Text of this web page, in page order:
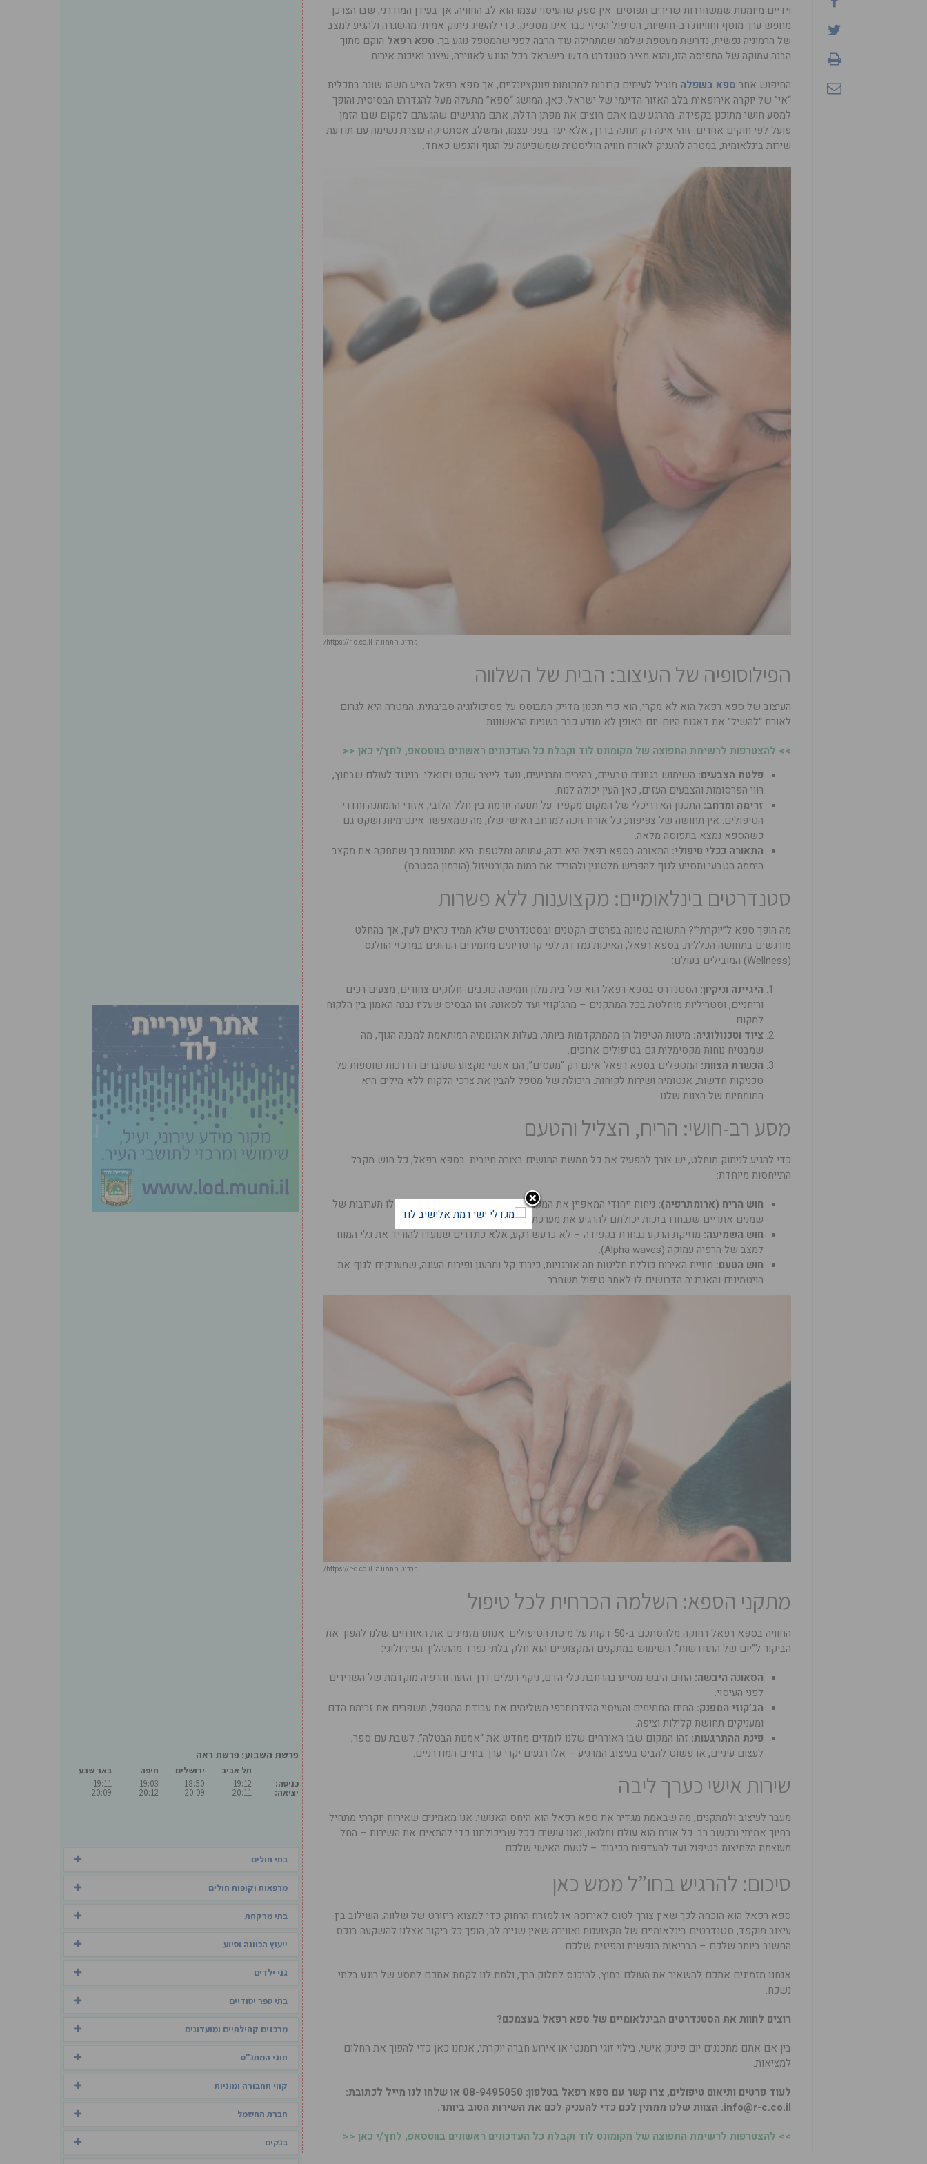
וידיים מיומנות שמשחררות שרירים תפוסים. אין ספק שהעיסוי עצמו הוא לב החוויה, אך בעידן המודרני, שבו הצרכן
מחפש ערך מוסף וחוויות רב-חושיות, הטיפול הפיזי כבר אינו מספיק. כדי להשיג ניתוק אמיתי מהשגרה ולהגיע למצב
של הרמוניה נפשית, נדרשת מעטפת שלמה שמתחילה עוד הרבה לפני שהמטפל נוגע בך. ספא רפאל הוקם מתוך
הבנה עמוקה של התפיסה הזו, והוא מציב סטנדרט חדש בישראל בכל הנוגע לאווירה, עיצוב ואיכות אירוח.
החיפוש אחר ספא בשפלה מוביל לעיתים קרובות למקומות פונקציונליים, אך ספא רפאל מציע משהו שונה בתכלית:
“אי” של יוקרה אירופאית בלב האזור הדינמי של ישראל. כאן, המושג “ספא” מתעלה מעל להגדרתו הבסיסית והופך
למסע חושי מתוכנן בקפידה. מהרגע שבו אתם חוצים את מפתן הדלת, אתם מרגישים שהגעתם למקום שבו הזמן
פועל לפי חוקים אחרים. זוהי אינה רק תחנה בדרך, אלא יעד בפני עצמו, המשלב אסתטיקה עוצרת נשימה עם תודעת
שירות בינלאומית, במטרה להעניק לאורח חוויה הוליסטית שמשפיעה על הגוף והנפש כאחד.
קרדיט התמונה: https://r-c.co.il/
הפילוסופיה של העיצוב: הבית של השלווה
העיצוב של ספא רפאל הוא לא מקרי; הוא פרי תכנון מדויק המבוסס על פסיכולוגיה סביבתית. המטרה היא לגרום
לאורח “להשיל” את דאגות היום-יום באופן לא מודע כבר בשניות הראשונות.
>> להצטרפות לרשימת התפוצה של מקומונט לוד וקבלת כל העדכונים ראשונים בווטסאפ, לחץ/י כאן <<
פלטת הצבעים: השימוש בגוונים טבעיים, בהירים ומרגיעים, נועד לייצר שקט ויזואלי. בניגוד לעולם שבחוץ,
רווי הפרסומות והצבעים העזים, כאן העין יכולה לנוח.
זרימה ומרחב: התכנון האדריכלי של המקום מקפיד על תנועה זורמת בין חלל הלובי, אזורי ההמתנה וחדרי
הטיפולים. אין תחושה של צפיפות; כל אורח זוכה למרחב האישי שלו, מה שמאפשר אינטימיות ושקט גם
כשהספא נמצא בתפוסה מלאה.
התאורה ככלי טיפולי: התאורה בספא רפאל היא רכה, עמומה ומלטפת. היא מתוכננת כך שתחקה את מקצב
היממה הטבעי ותסייע לגוף להפריש מלטונין ולהוריד את רמות הקורטיזול (הורמון הסטרס).
סטנדרטים בינלאומיים: מקצוענות ללא פשרות
מה הופך ספא ל”יוקרתי”? התשובה טמונה בפרטים הקטנים ובסטנדרטים שלא תמיד נראים לעין, אך בהחלט
מורגשים בתחושה הכללית. בספא רפאל, האיכות נמדדת לפי קריטריונים מחמירים הנהוגים במרכזי הוולנס
(Wellness) המובילים בעולם:
היגיינה וניקיון: הסטנדרט בספא רפאל הוא של בית מלון חמישה כוכבים. חלוקים צחורים, מצעים רכים
וריחניים, וסטריליות מוחלטת בכל המתקנים – מהג’קוזי ועד לסאונה. זהו הבסיס שעליו נבנה האמון בין הלקוח
למקום.
ציוד וטכנולוגיה: מיטות הטיפול הן מהמתקדמות ביותר, בעלות ארגונומיה המותאמת למבנה הגוף, מה
שמבטיח נוחות מקסימלית גם בטיפולים ארוכים.
הכשרת הצוות: המטפלים בספא רפאל אינם רק “מעסים”; הם אנשי מקצוע שעוברים הדרכות שוטפות על
טכניקות חדשות, אנטומיה ושירות לקוחות. היכולת של מטפל להבין את צרכי הלקוח ללא מילים היא
המומחיות של הצוות שלנו.
מסע רב-חושי: הריח, הצליל והטעם
כדי להגיע לניתוק מוחלט, יש צורך להפעיל את כל חמשת החושים בצורה חיובית. בספא רפאל, כל חוש מקבל
התייחסות מיוחדת:
חוש הריח (ארומתרפיה): ניחוח ייחודי המאפיין את המקום מלווה את האורחים בכל פינה. אלו תערובות של
שמנים אתריים שנבחרו בזכות יכולתם להרגיע את מערכת העצבים המרכזית.
חוש השמיעה: מוזיקת הרקע נבחרת בקפידה – לא כרעש רקע, אלא כתדרים שנועדו להוריד את גלי המוח
למצב של הרפיה עמוקה (Alpha waves).
חוש הטעם: חוויית האירוח כוללת חליטות תה אורגניות, כיבוד קל ומרענן ופירות העונה, שמעניקים לגוף את
הויטמינים והאנרגיה הדרושים לו לאחר טיפול משחרר.
קרדיט התמונה: https://r-c.co.il/
מתקני הספא: השלמה הכרחית לכל טיפול
החוויה בספא רפאל רחוקה מלהסתכם ב-50 דקות על מיטת הטיפולים. אנחנו מזמינים את האורחים שלנו להפוך את
הביקור ל”יום של התחדשות”. השימוש במתקנים המקצועיים הוא חלק בלתי נפרד מהתהליך הפיזיולוגי:
הסאונה היבשה: החום היבש מסייע בהרחבת כלי הדם, ניקוי רעלים דרך הזעה והרפיה מוקדמת של השרירים
לפני העיסוי.
הג’קוזי המפנק: המים החמימים והעיסוי ההידרותרפי משלימים את עבודת המטפל, משפרים את זרימת הדם
ומעניקים תחושת קלילות וציפה.
פינת ההתרגעות: זהו המקום שבו האורחים שלנו לומדים מחדש את “אמנות הבטלה”. לשבת עם ספר,
לעצום עיניים, או פשוט להביט בעיצוב המרגיע – אלו רגעים יקרי ערך בחיים המודרניים.
שירות אישי כערך ליבה
מעבר לעיצוב ולמתקנים, מה שבאמת מגדיר את ספא רפאל הוא היחס האנושי. אנו מאמינים שאירוח יוקרתי מתחיל
בחיוך אמיתי ובקשב רב. כל אורח הוא עולם ומלואו, ואנו עושים ככל שביכולתנו כדי להתאים את השירות – החל
מעוצמת הלחיצות בטיפול ועד להעדפות הכיבוד – לטעם האישי שלכם.
סיכום: להרגיש בחו”ל ממש כאן
ספא רפאל הוא הוכחה לכך שאין צורך לטוס לאירופה או למזרח הרחוק כדי למצוא ריזורט של שלווה. השילוב בין
עיצוב מוקפד, סטנדרטים בינלאומיים של מקצוענות ואווירה שאין שנייה לה, הופך כל ביקור אצלנו להשקעה בנכס
החשוב ביותר שלכם – הבריאות הנפשית והפיזית שלכם.
אנחנו מזמינים אתכם להשאיר את העולם בחוץ, להיכנס לחלוק הרך, ולתת לנו לקחת אתכם למסע של רוגע בלתי
נשכח.
רוצים לחוות את הסטנדרטים הבינלאומיים של ספא רפאל בעצמכם?
בין אם אתם מתכננים יום פינוק אישי, בילוי זוגי רומנטי או אירוע חברה יוקרתי, אנחנו כאן כדי להפוך את החלום
למציאות.
לעוד פרטים ותיאום טיפולים, צרו קשר עם ספא רפאל בטלפון: 08-9495050 או שלחו לנו מייל לכתובת:
info@r-c.co.il. הצוות שלנו ממתין לכם כדי להעניק לכם את השירות הטוב ביותר.
>> להצטרפות לרשימת התפוצה של מקומונט לוד וקבלת כל העדכונים ראשונים בווטסאפ, לחץ/י כאן <<
פרשת השבוע: פרשת ראה
כניסה:
יציאה:
תל אביב
19:12
20:11
ירושלים
18:50
20:09
חיפה
19:03
20:12
באר שבע
19:11
20:09
בתי חולים
מרפאות וקופות חולים
בתי מרקחת
ייעוץ הכוונה וסיוע
גני ילדים
בתי ספר יסודיים
מרכזים קהילתיים ומועדונים
חוגי המתנ"ס
קווי תחבורה ומוניות
חברת החשמל
בנקים